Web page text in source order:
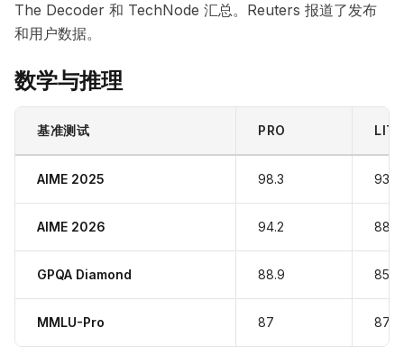
The Decoder 和 TechNode 汇总。Reuters 报道了发布
和用户数据。
数学与推理
基准测试 PRO LITE
AIME 2025 98.3 93
AIME 2026 94.2 88.3
GPQA Diamond 88.9 85.1
MMLU-Pro 87 87.7